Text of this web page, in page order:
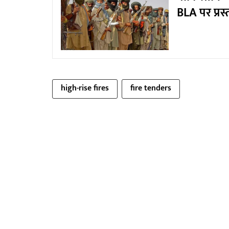
BLA पर
high-rise fires fire tenders